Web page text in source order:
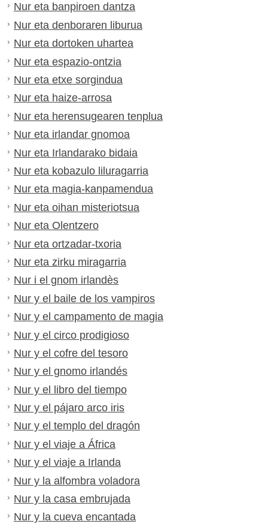
Nur eta banpiroen dantza
Nur eta denboraren liburua
Nur eta dortoken uhartea
Nur eta espazio-ontzia
Nur eta etxe sorgindua
Nur eta haize-arrosa
Nur eta herensugearen tenplua
Nur eta irlandar gnomoa
Nur eta Irlandarako bidaia
Nur eta kobazulo liluragarria
Nur eta magia-kanpamendua
Nur eta oihan misteriotsua
Nur eta Olentzero
Nur eta ortzadar-txoria
Nur eta zirku miragarria
Nur i el gnom irlandès
Nur y el baile de los vampiros
Nur y el campamento de magia
Nur y el circo prodigioso
Nur y el cofre del tesoro
Nur y el gnomo irlandés
Nur y el libro del tiempo
Nur y el pájaro arco iris
Nur y el templo del dragón
Nur y el viaje a África
Nur y el viaje a Irlanda
Nur y la alfombra voladora
Nur y la casa embrujada
Nur y la cueva encantada